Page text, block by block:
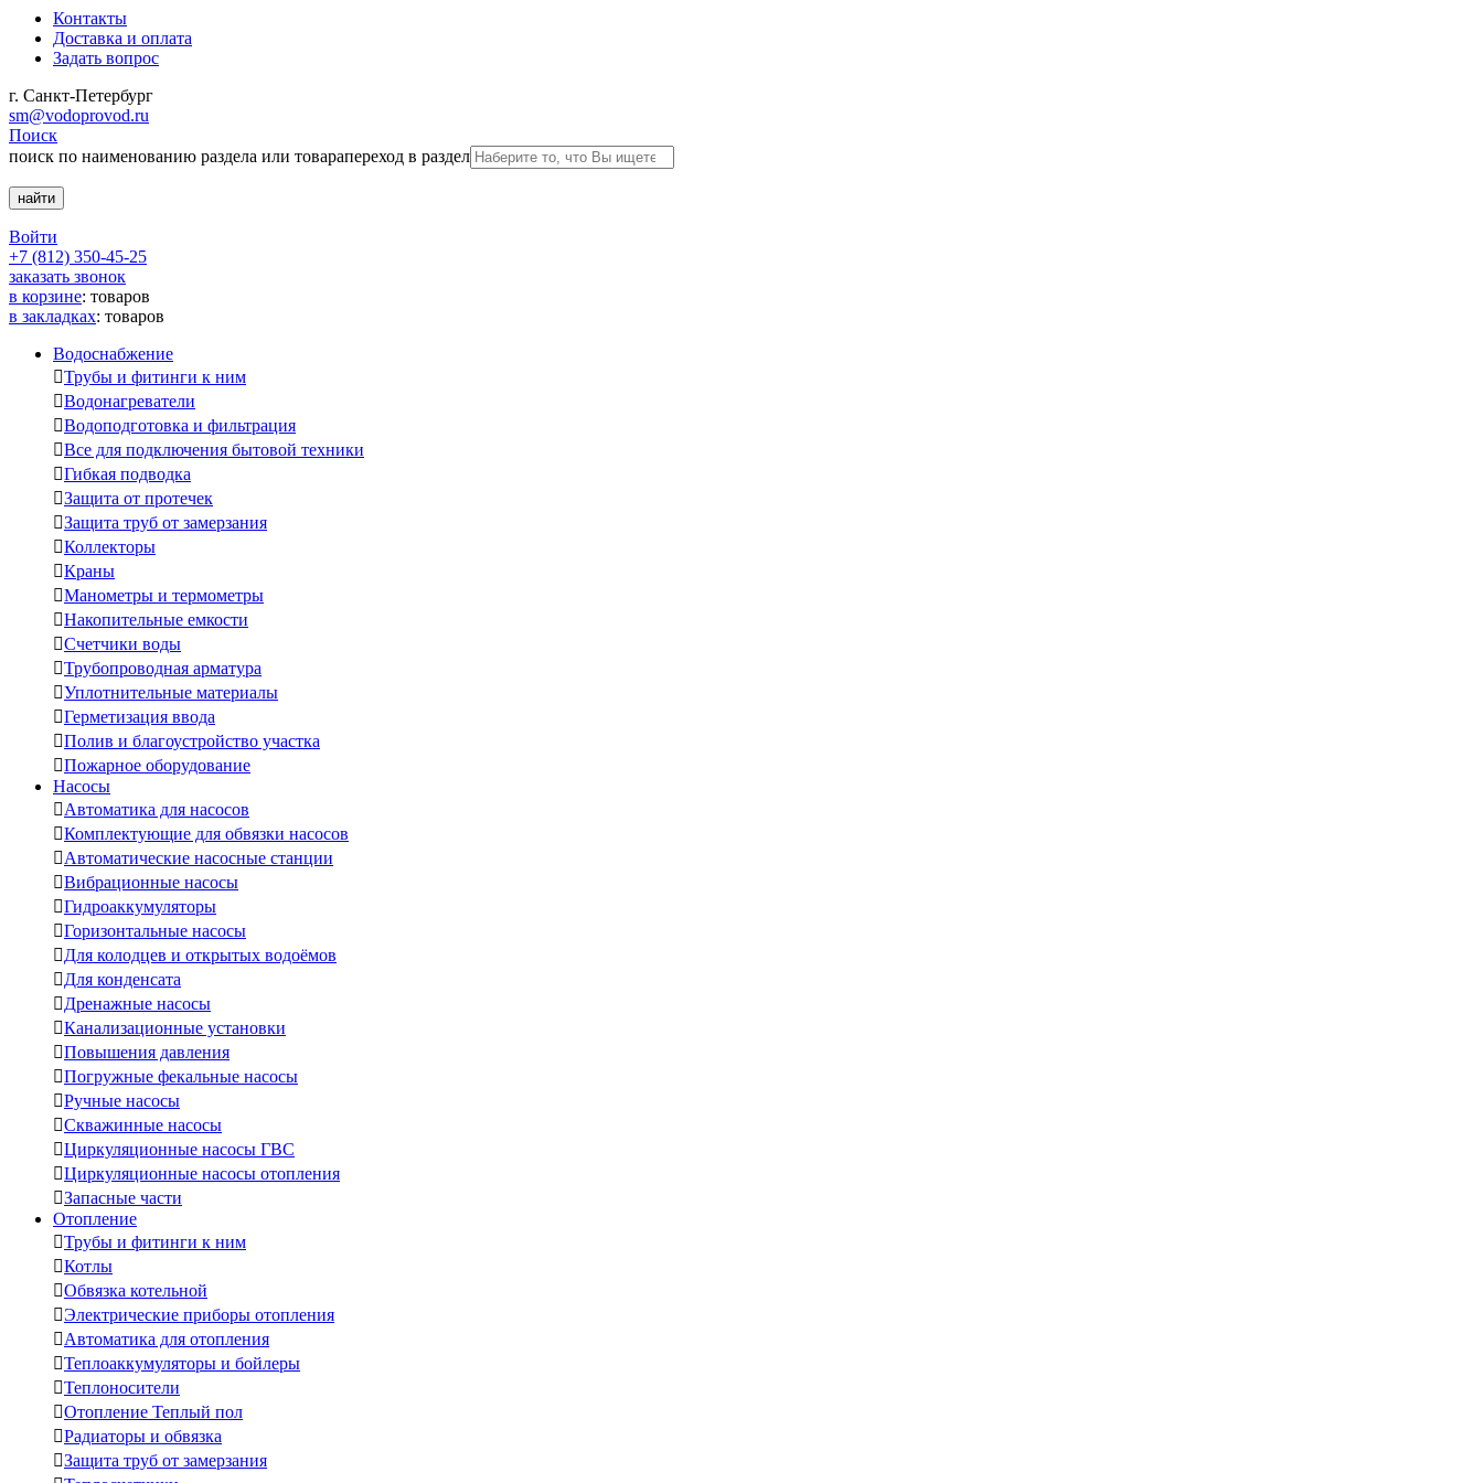
Контакты
Доставка и оплата
Задать вопрос
г. Санкт-Петербург
sm@vodoprovod.ru
Поиск
поиск по наименованию раздела или товарапереход в раздел
Войти
+7 (812) 350-45-25
заказать звонок
в корзине: товаров
в закладках: товаров
Водоснабжение
Трубы и фитинги к ним
Водонагреватели
Водоподготовка и фильтрация
Все для подключения бытовой техники
Гибкая подводка
Защита от протечек
Защита труб от замерзания
Коллекторы
Краны
Манометры и термометры
Накопительные емкости
Счетчики воды
Трубопроводная арматура
Уплотнительные материалы
Герметизация ввода
Полив и благоустройство участка
Пожарное оборудование
Насосы
Автоматика для насосов
Комплектующие для обвязки насосов
Автоматические насосные станции
Вибрационные насосы
Гидроаккумуляторы
Горизонтальные насосы
Для колодцев и открытых водоёмов
Для конденсата
Дренажные насосы
Канализационные установки
Повышения давления
Погружные фекальные насосы
Ручные насосы
Скважинные насосы
Циркуляционные насосы ГВС
Циркуляционные насосы отопления
Запасные части
Отопление
Трубы и фитинги к ним
Котлы
Обвязка котельной
Электрические приборы отопления
Автоматика для отопления
Теплоаккумуляторы и бойлеры
Теплоносители
Отопление Теплый пол
Радиаторы и обвязка
Защита труб от замерзания